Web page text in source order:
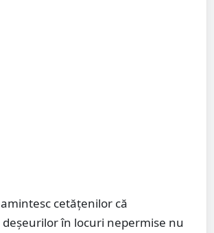
cetățenilor că
în locuri nepermise nu